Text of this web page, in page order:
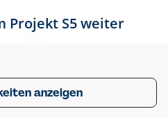
Projekt S5 weiter
anzeigen